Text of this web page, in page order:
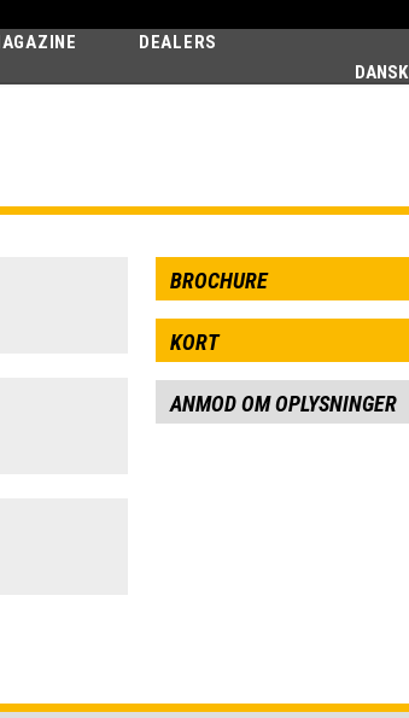
DANSK
DEALERS
BROCHURE
KORT
ANMOD OM OPLYSNINGER